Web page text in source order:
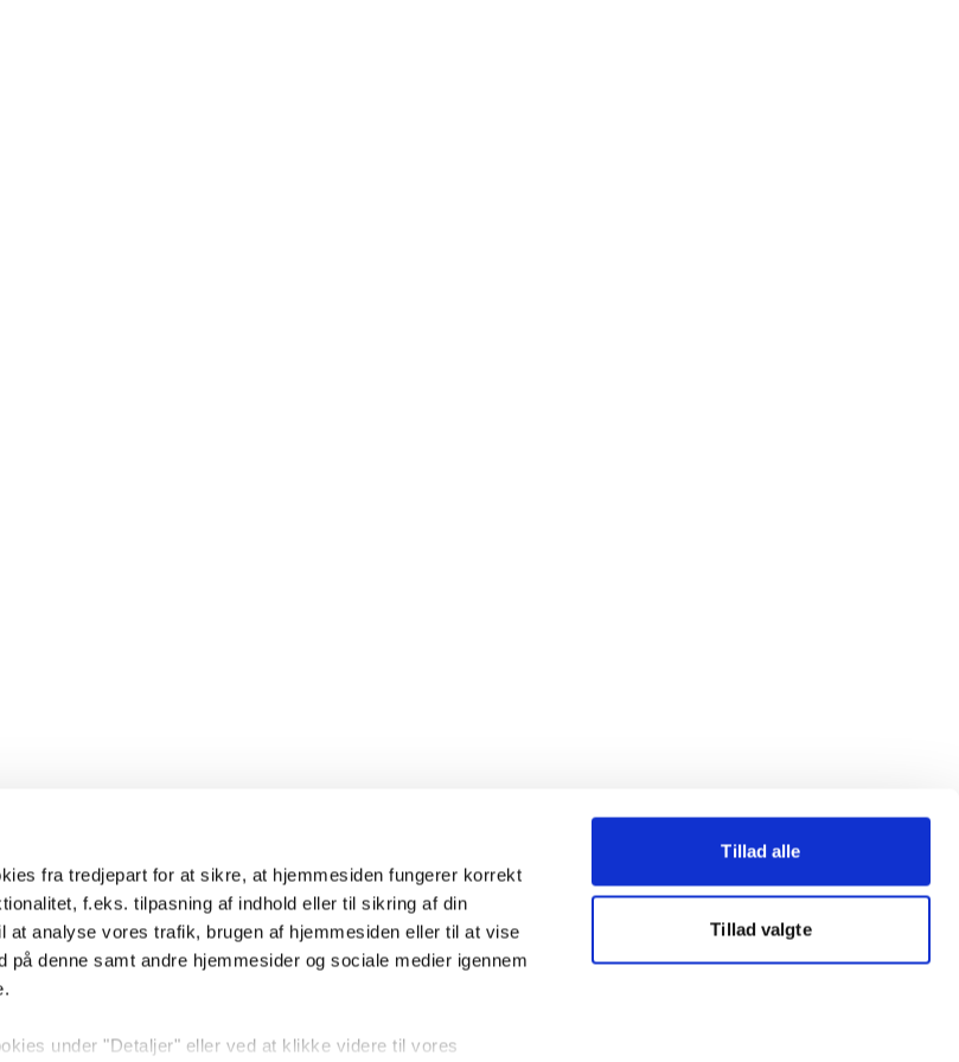
fra tredjepart for at sikre, at hjemmesiden fungerer korrekt
f.eks. tilpasning af indhold eller til sikring af din
analyse vores trafik, brugen af hjemmesiden eller til at vise
denne samt andre hjemmesider og sociale medier igennem
under "Detaljer" eller ved at klikke videre til vores
Tillad alle
Tillad valgte